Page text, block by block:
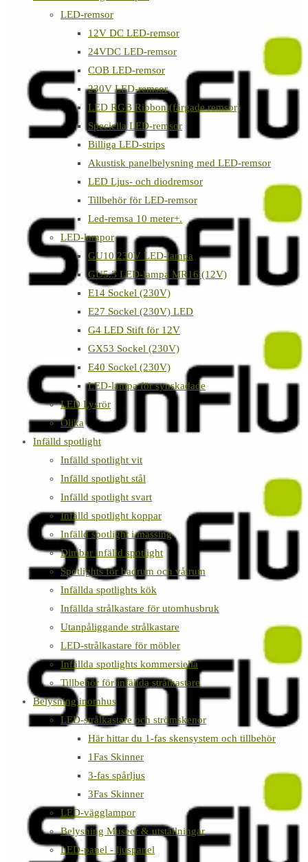
LED-remsor
12V DC LED-remsor
24VDC LED-remsor
COB LED-remsor
230V LED-remsor
LED RGB Ribbon (färgade remsor)
Speciella LED-remsor
Billiga LED-strips
Akustisk panelbelysning med LED-remsor
LED Ljus- och diodremsor
Tillbehör för LED-remsor
Led-remsa 10 meter+.
LED-lampor
GU10 230V LED-lampa
GU5.3 LED-lampa MR16 (12V)
E14 Sockel (230V)
E27 Sockel (230V) LED
G4 LED Stift för 12V
GX53 Sockel (230V)
E40 Sockel (230V)
LED-lampa för synskadade
LED Lysrör
Olika
Infälld spotlight
Infälld spotlight vit
Infälld spotlight stål
Infälld spotlight svart
Infälld spotlight koppar
Infälld spotlight i mässing
Dimbar infälld spotlight
Spotlights för badrum och våtrum
Infällda spotlights kök
Infällda strålkastare för utomhusbruk
Utanpåliggande strålkastare
LED-strålkastare för möbler
Infällda spotlights kommersiella
Tillbehör för infällda strålkastare
Belysning inomhus
LED-strålkastare och strömskenor
Här hittar du 1-fas skensystem och tillbehör
1Fas Skinner
3-fas spårljus
3Fas Skinner
LED-vägglampor
Belysning Museer & utställningar
LED-panel - ljuspanel